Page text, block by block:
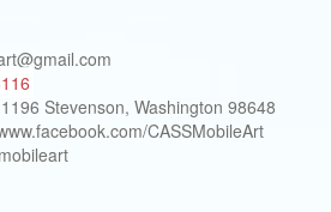
Stevenson, Washington 98648
CASSMobileArt